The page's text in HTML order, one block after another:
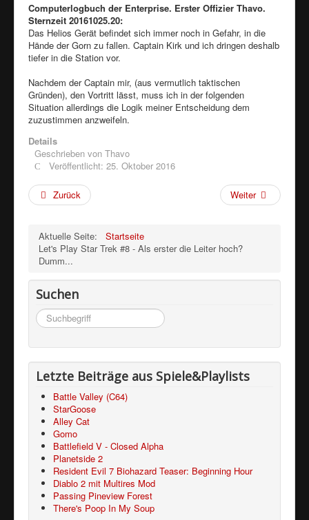
Computerlogbuch der Enterprise. Erster Offizier Thavo.
Sternzeit 20161025.20:
Das Helios Gerät befindet sich immer noch in Gefahr, in die
Hände der Gorn zu fallen. Captain Kirk und ich dringen deshalb
tiefer in die Station vor.
Nachdem der Captain mir, (aus vermutlich taktischen
Gründen), den Vortritt lässt, muss ich in der folgenden
Situation allerdings die Logik meiner Entscheidung dem
zuzustimmen anzweifeln.
Details
Geschrieben von Thavo
Veröffentlicht: 25. Oktober 2016
Zurück Weiter
Aktuelle Seite:
Startseite
Let's Play Star Trek #8 - Als erster die Leiter hoch?
Dumm...
Suchen
Suchen
...
Letzte Beiträge aus Spiele&Playlists
Battle Valley (C64)
StarGoose
Alley Cat
Gomo
Battlefield V - Closed Alpha
Planetside 2
Resident Evil 7 Biohazard Teaser: Beginning Hour
Diablo 2 mit Multires Mod
Passing Pineview Forest
There's Poop In My Soup